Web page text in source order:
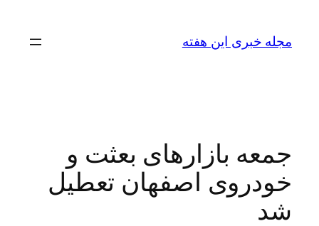
محتوا
مجله خبری این هفته
جمعه بازارهای بعثت و
خودروی اصفهان تعطیل
شد